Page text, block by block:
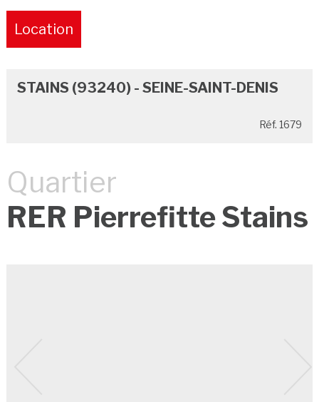
Location
STAINS (93240) - SEINE-SAINT-DENIS
Réf. 1679
Quartier
RER Pierrefitte Stains